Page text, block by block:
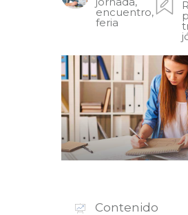
encuentro,
feria
Contenido